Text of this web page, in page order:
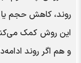
روند، کاهش حجم
این روش کمک
و هم اگر روند